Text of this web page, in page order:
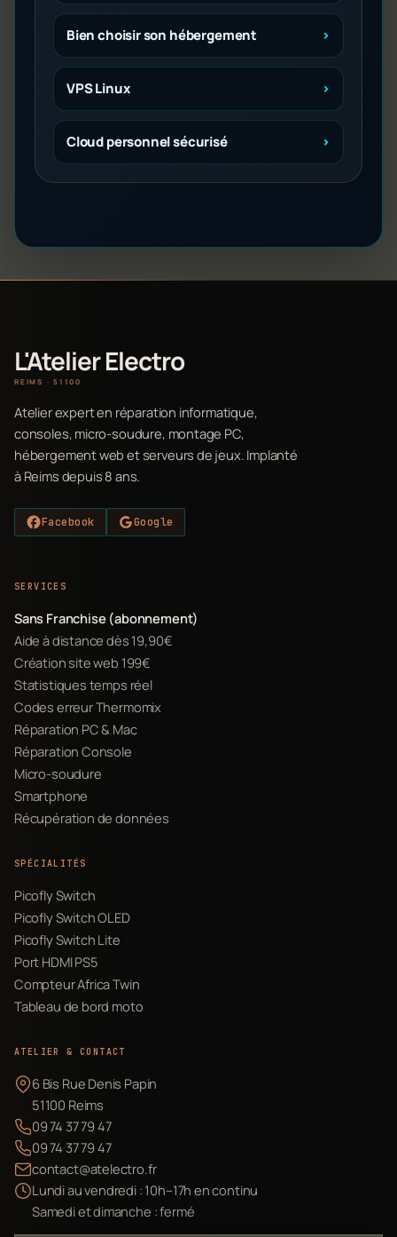
Bien choisir son hébergement
VPS Linux
Cloud personnel sécurisé
L'Atelier Electro
REIMS · 51100
Atelier expert en réparation informatique,
consoles, micro-soudure, montage PC,
hébergement web et serveurs de jeux. Implanté
à Reims depuis 8 ans.
Facebook Google
SERVICES
Sans Franchise (abonnement)
Aide à distance dès 19,90€
Création site web 199€
Statistiques temps réel
Codes erreur Thermomix
Réparation PC & Mac
Réparation Console
Micro-soudure
Smartphone
Récupération de données
SPÉCIALITÉS
Picofly Switch
Picofly Switch OLED
Picofly Switch Lite
Port HDMI PS5
Compteur Africa Twin
Tableau de bord moto
ATELIER & CONTACT
6 Bis Rue Denis Papin
51100 Reims
09 74 37 79 47
09 74 37 79 47
contact@atelectro.fr
Lundi au vendredi : 10h–17h en continu
Samedi et dimanche : fermé